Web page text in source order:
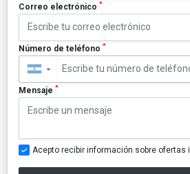
Correo electrónico *
Número de teléfono *
▼
Mensaje *
Acepto recibir información sobre ofertas